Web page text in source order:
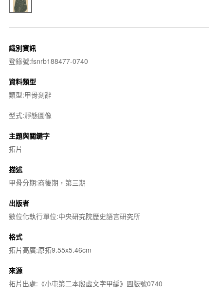
識別資訊
登錄號:fsnrb188477-0740
資料類型
類型:甲骨刻辭
型式:靜態圖像
主題與關鍵字
拓片
描述
甲骨分期:商後期，第三期
出版者
數位化執行單位:中央研究院歷史語言研究所
格式
拓片高廣:原拓9.55x5.46cm
來源
拓片出處:《小屯第二本殷虛文字甲編》圖版號0740